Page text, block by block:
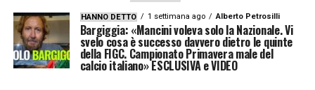
HANNO DETTO 1 settimana ago Alberto Petrosilli
Bargiggia: «Mancini voleva solo la Nazionale. Vi
svelo cosa è successo davvero dietro le quinte
della FIGC. Campionato Primavera male del
calcio italiano» ESCLUSIVA e VIDEO